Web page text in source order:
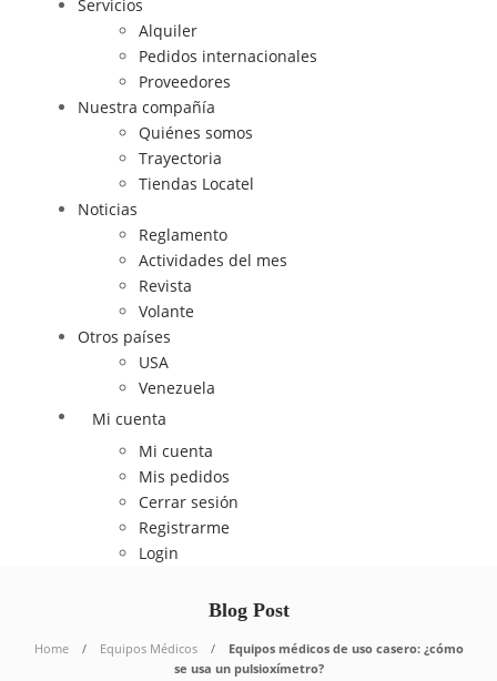
Servicios
Alquiler
Pedidos internacionales
Proveedores
Nuestra compañía
Quiénes somos
Trayectoria
Tiendas Locatel
Noticias
Reglamento
Actividades del mes
Revista
Volante
Otros países
USA
Venezuela
Mi cuenta
Mi cuenta
Mis pedidos
Cerrar sesión
Registrarme
Login
Blog Post
Home Equipos Médicos
Equipos médicos de uso casero: ¿cómo
se usa un pulsioxímetro?